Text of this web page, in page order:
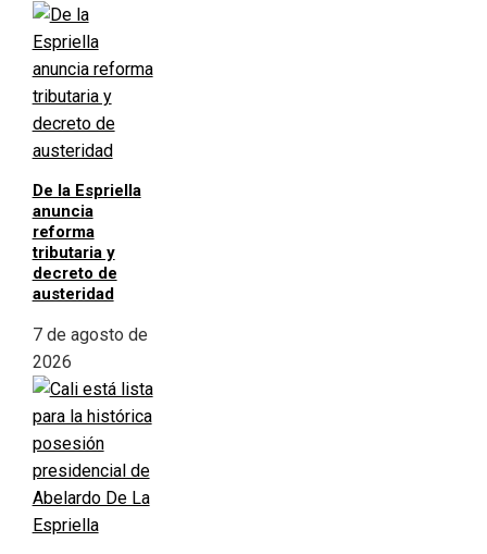
De la Espriella
anuncia
reforma
tributaria y
decreto de
austeridad
7 de agosto de
2026